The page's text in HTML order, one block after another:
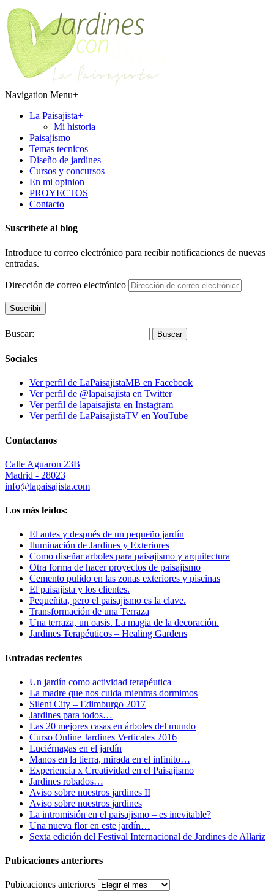
Navigation Menu+
La Paisajista+
Mi historia
Paisajismo
Temas tecnicos
Diseño de jardines
Cursos y concursos
En mi opinion
PROYECTOS
Contacto
Suscríbete al blog
Introduce tu correo electrónico para recibir notificaciones de nuevas
entradas.
Dirección de correo electrónico
Suscribir
Buscar:
Sociales
Ver perfil de LaPaisajistaMB en Facebook
Ver perfil de @lapaisajista en Twitter
Ver perfil de lapaisajista en Instagram
Ver perfil de LaPaisajistaTV en YouTube
Contactanos
Calle Aguaron 23B
Madrid - 28023
info@lapaisajista.com
Los más leídos:
El antes y después de un pequeño jardín
Iluminación de Jardines y Exteriores
Como diseñar arboles para paisajismo y arquitectura
Otra forma de hacer proyectos de paisajismo
Cemento pulido en las zonas exteriores y piscinas
El paisajista y los clientes.
Pequeñita, pero el paisajismo es la clave.
Transformación de una Terraza
Una terraza, un oasis. La magia de la decoración.
Jardines Terapéuticos – Healing Gardens
Entradas recientes
Un jardín como actividad terapéutica
La madre que nos cuida mientras dormimos
Silent City – Edimburgo 2017
Jardines para todos…
Las 20 mejores casas en árboles del mundo
Curso Online Jardines Verticales 2016
Luciérnagas en el jardín
Manos en la tierra, mirada en el infinito…
Experiencia x Creatividad en el Paisajismo
Jardines robados…
Aviso sobre nuestros jardines II
Aviso sobre nuestros jardines
La intromisión en el paisajismo – es inevitable?
Una nueva flor en este jardín…
Sexta edición del Festival Internacional de Jardines de Allariz
Pubicaciones anteriores
Pubicaciones anteriores